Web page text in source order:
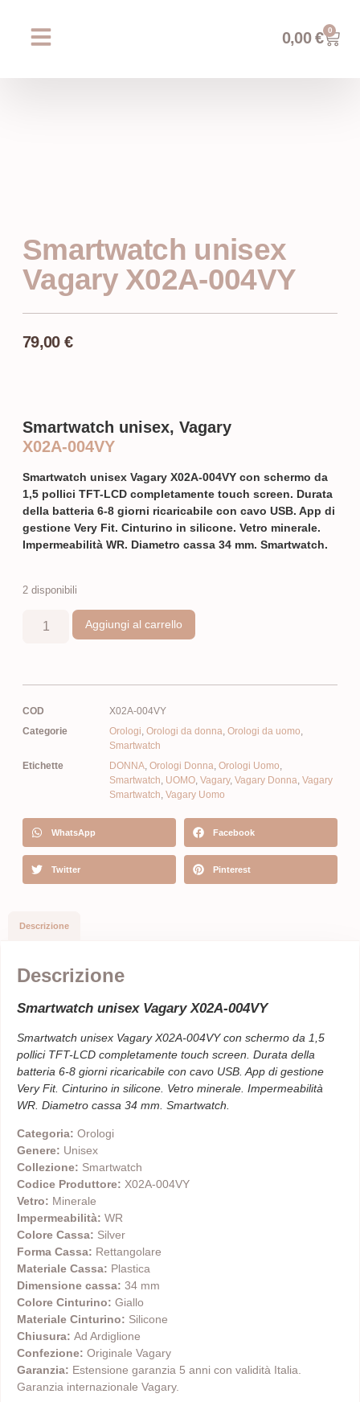
0,00€ 0
Smartwatch unisex
Vagary X02A-004VY
79,00 €
Smartwatch unisex, Vagary
X02A-004VY
Smartwatch unisex Vagary X02A-004VY con schermo da
1,5 pollici TFT-LCD completamente touch screen. Durata
della batteria 6-8 giorni ricaricabile con cavo USB. App di
gestione Very Fit. Cinturino in silicone. Vetro minerale.
Impermeabilità WR. Diametro cassa 34 mm. Smartwatch.
2 disponibili
Aggiungi al carrello
COD
X02A-004VY
Categorie
Orologi, Orologi da donna, Orologi da uomo,
Smartwatch
Etichette
DONNA, Orologi Donna, Orologi Uomo,
Smartwatch, UOMO, Vagary, Vagary Donna, Vagary
Smartwatch, Vagary Uomo
WhatsApp Facebook
Twitter Pinterest
Descrizione
Descrizione
Smartwatch unisex Vagary X02A-004VY
Smartwatch unisex Vagary X02A-004VYcon schermo da 1,5
pollici TFT-LCD completamente touch screen. Durata della
batteria 6-8 giorni ricaricabile con cavo USB. App di gestione
Very Fit. Cinturino in silicone. Vetro minerale. Impermeabilità
WR. Diametro cassa 34 mm. Smartwatch.
Categoria: Orologi
Genere: Unisex
Collezione: Smartwatch
Codice Produttore: X02A-004VY
Vetro: Minerale
Impermeabilità: WR
Colore Cassa: Silver
Forma Cassa: Rettangolare
Materiale Cassa: Plastica
Dimensione cassa: 34 mm
Colore Cinturino: Giallo
Materiale Cinturino: Silicone
Chiusura: Ad Ardiglione
Confezione: Originale Vagary
Garanzia: Estensione garanzia 5 anni con validità Italia.
Garanzia internazionale Vagary.